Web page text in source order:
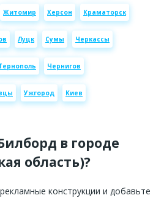
Житомир Херсон Краматорск
Луцк Сумы Черкассы
Чернигов
Ужгород Киев
в городе
область)?
конструкции и добавьте